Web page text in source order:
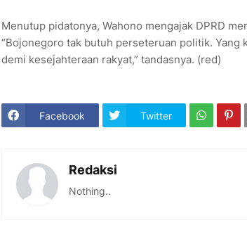
Menutup pidatonya, Wahono mengajak DPRD
“Bojonegoro tak butuh perseteruan politik. Yang
demi kesejahteraan rakyat,” tandasnya. (red)
Facebook Twitter
Redaksi
Nothing..